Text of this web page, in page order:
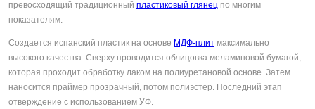
превосходящий традиционный пластиковый глянец по многим
показателям.
Создается испанский пластик на основе МДФ-плит максимально
высокого качества. Сверху проводится облицовка меламиновой бумагой,
которая проходит обработку лаком на полиуретановой основе. Затем
наносится праймер прозрачный, потом полиэстер. Последний этап
отверждение с использованием УФ.